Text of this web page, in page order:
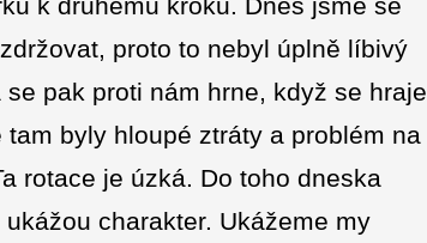
k druhému kroku. Dnes jsme se
proto to nebyl úplně líbivý
pak proti nám hrne, když se hraje
byly hloupé ztráty a problém na
rotace je úzká. Do toho dneska
charakter. Ukážeme my